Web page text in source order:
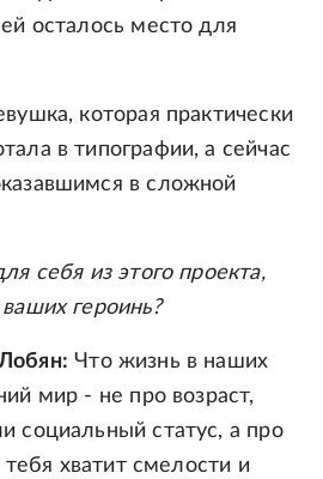
осталось место для
которая практически
в типографии, а сейчас
в сложной
себя из этого проекта,
героинь?
Что жизнь в наших
мир - не про возраст,
социальный статус, а про
хватит смелости и